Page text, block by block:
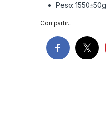
Peso: 1550±50g
Compartir...